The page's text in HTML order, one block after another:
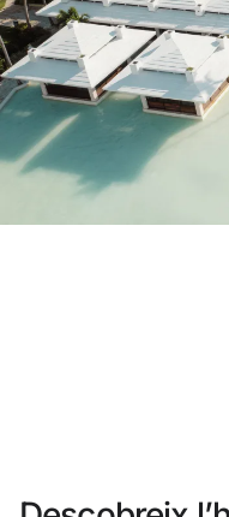
No t'has
Gaudeix